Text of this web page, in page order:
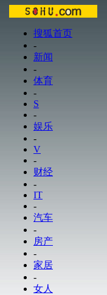
搜狐首页
-
新闻
-
体育
-
S
-
娱乐
-
V
-
财经
-
IT
-
汽车
-
房产
-
家居
-
女人